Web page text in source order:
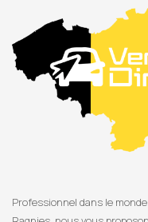
Professionnel dans le